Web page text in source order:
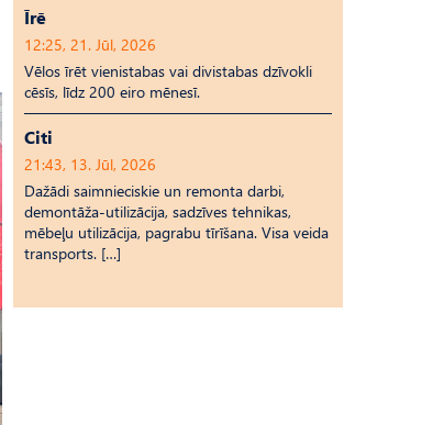
Īrē
12:25, 21. Jūl, 2026
Vēlos īrēt vienistabas vai divistabas dzīvokli
cēsīs, līdz 200 eiro mēnesī.
Citi
21:43, 13. Jūl, 2026
Dažādi saimnieciskie un remonta darbi,
demontāža-utilizācija, sadzīves tehnikas,
mēbeļu utilizācija, pagrabu tīrīšana. Visa veida
transports. […]